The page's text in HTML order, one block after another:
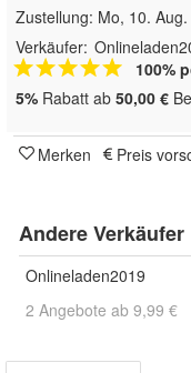
Zustellung: Mo, 10.
Verkäufer:
100%
5% Rabatt ab 50,00 €
Merken Preis
Andere Verkäufer
Onlineladen2019
2 Angebote ab 9,99 €